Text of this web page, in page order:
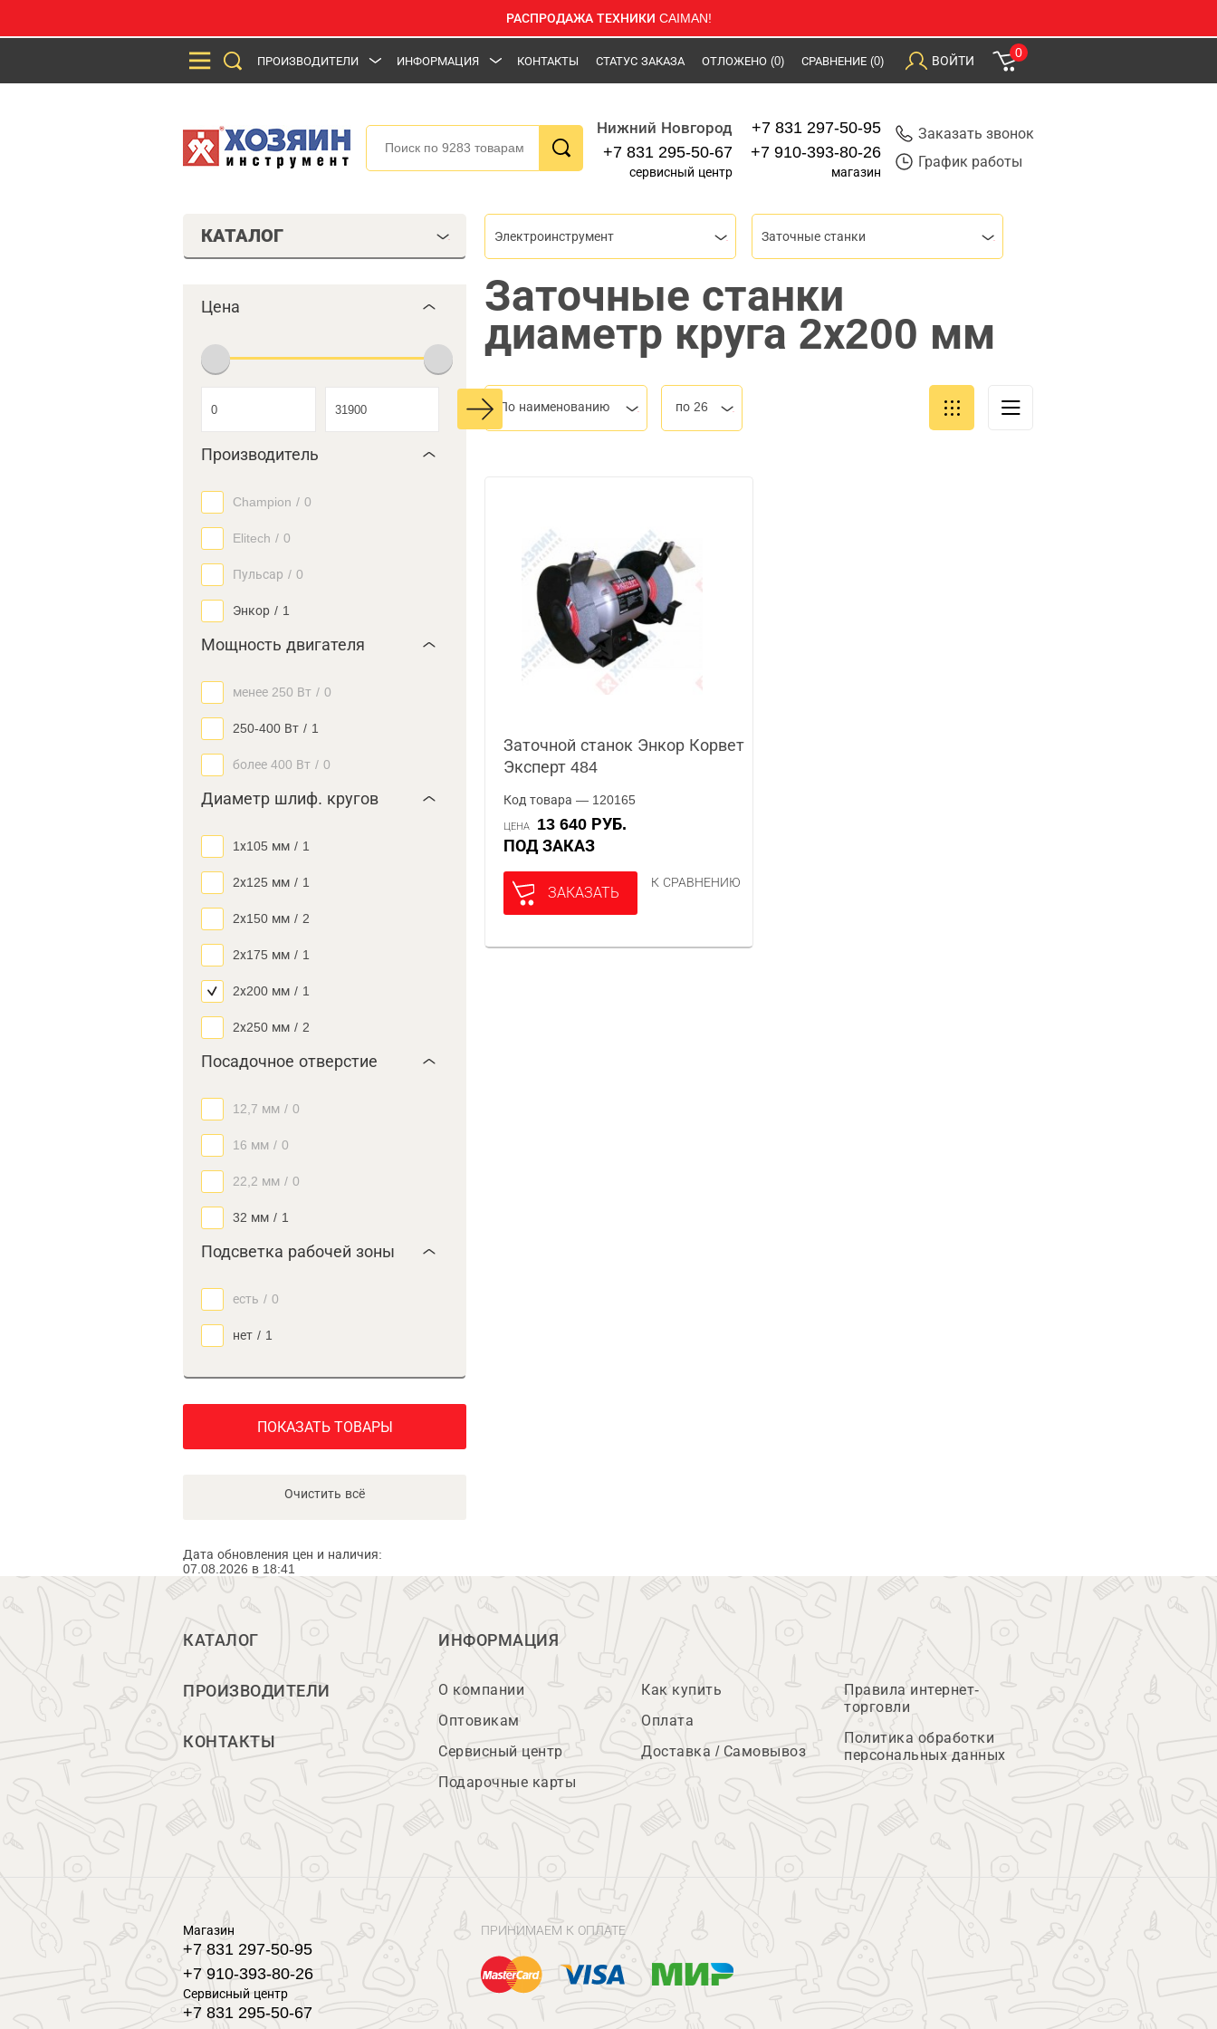
РАСПРОДАЖА ТЕХНИКИ CAIMAN!
ПРОИЗВОДИТЕЛИ ИНФОРМАЦИЯ КОНТАКТЫ СТАТУС ЗАКАЗА ОТЛОЖЕНО (0) СРАВНЕНИЕ (0) ВОЙТИ
0
Нижний Новгород
+7 831 295-50-67
сервисный центр
+7 831 297-50-95
+7 910-393-80-26
магазин
Заказать звонок
График работы
КАТАЛОГ
Цена
Производитель
Champion / 0
Elitech / 0
Пульсар / 0
Энкор / 1
Мощность двигателя
менее 250 Вт / 0
250-400 Вт / 1
более 400 Вт / 0
Диаметр шлиф. кругов
1х105 мм / 1
2х125 мм / 1
2х150 мм / 2
2х175 мм / 1
2х200 мм / 1
2х250 мм / 2
Посадочное отверстие
12,7 мм / 0
16 мм / 0
22,2 мм / 0
32 мм / 1
Подсветка рабочей зоны
есть / 0
нет / 1
ПОКАЗАТЬ ТОВАРЫ
Очистить всё
Дата обновления цен и наличия:
07.08.2026 в 18:41
Электроинструмент Заточные станки
Заточные станки
диаметр круга 2х200 мм
По наименованию по 26
Заточной станок Энкор Корвет
Эксперт 484
Код товара — 120165
ЦЕНА
13 640 РУБ.
ПОД ЗАКАЗ
ЗАКАЗАТЬ
К СРАВНЕНИЮ
КАТАЛОГ
ПРОИЗВОДИТЕЛИ
КОНТАКТЫ
ИНФОРМАЦИЯ
О компании
Оптовикам
Сервисный центр
Подарочные карты
Как купить
Оплата
Доставка / Самовывоз
Правила интернет-
торговли
Политика обработки
персональных данных
Магазин
+7 831 297-50-95
+7 910-393-80-26
Сервисный центр
+7 831 295-50-67
ПРИНИМАЕМ К ОПЛАТЕ